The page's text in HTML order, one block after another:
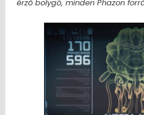
érző bolygó, minden Phazon